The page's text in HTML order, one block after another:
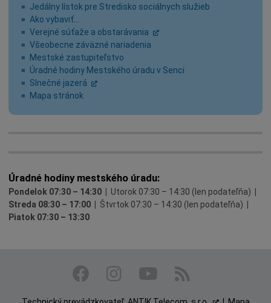
Jedálny lístok pre Stredisko sociálnych služieb
Ako vybaviť…
Verejné súťaže a obstarávania
Všeobecne záväzné nariadenia
Mestské zastupiteľstvo
Úradné hodiny Mestského úradu v Senci
Slnečné jazerá
Mapa stránok
Aplikácia SENEC
Nainštalovaním mobilnej aplikácie SENEC budete mať všetky
dôležité informácie o aktuálnom dianí vždy k dispozícií.
Cestovný poriadok
Celoročná MESTSKÁ autobusová doprava
Autobus prevádzkuje spoločnosť
ARRIVA Mobility Solutions s.r.o.
Na území mesta Senec financuje triedený zber
Senčan sú noviny obyvateľov mesta Senec, ktoré politicky
Úradné hodiny mestského úradu:
Pondelok 07:30 – 14:30 | Utorok 07:30 – 14:30 (len podateľňa)
Streda 08:30 – 17:00 | Štvrtok 07:30 – 14:30 (len podateľňa)
Piatok 07:30 – 13:30